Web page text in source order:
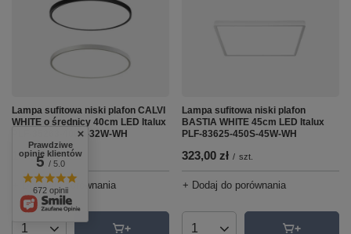
Lampa sufitowa niski plafon CALVI
WHITE o średnicy 40cm LED Italux
PLF-35263-400R-32W-WH
199,00 zł / szt.
+ Dodaj do porównania
Lampa sufitowa niski plafon
BASTIA WHITE 45cm LED Italux
PLF-83625-450S-45W-WH
323,00 zł / szt.
+ Dodaj do porównania
Prawdziwe
opinie klientów
5/ 5.0
672 opinii